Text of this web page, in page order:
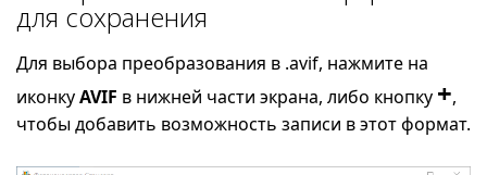
для сохранения
Для выбора преобразования в .avif, нажмите на
иконкуAVIF в нижней части экрана, либо кнопку +,
чтобы добавить возможность записи в этот формат.